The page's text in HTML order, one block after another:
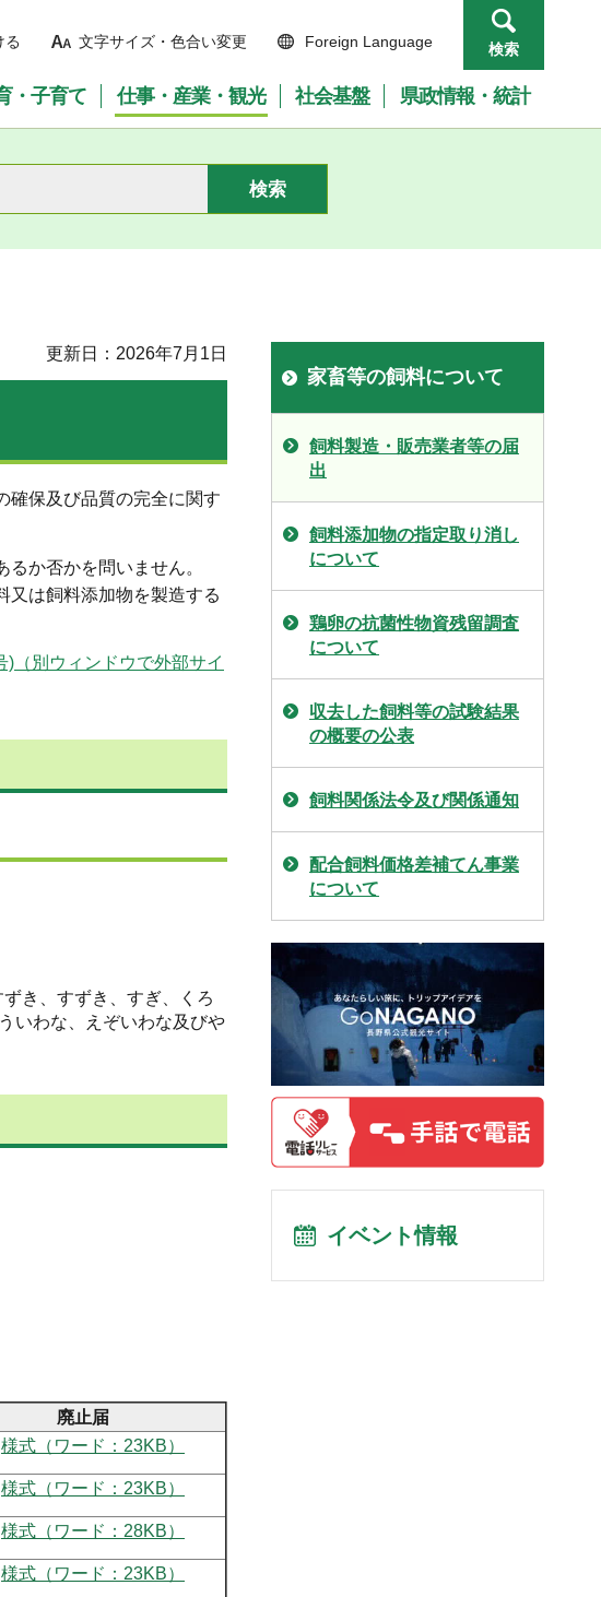
る 文字サイズ・色合い変更 Foreign Language 検索
・子育て 仕事・産業・観光 社会基盤 県政情報・統計
更新日：2026年7月1日
保及び品質の完全に関す
か否かを問いません。
又は飼料添加物を製造する
)（別ウィンドウで外部サイ
き、すずき、すぎ、くろ
いわな、えぞいわな及びや
廃止届
様式（ワード：23KB）
様式（ワード：23KB）
様式（ワード：28KB）
様式（ワード：23KB）
家畜等の飼料について
飼料製造・販売業者等の届
出
飼料添加物の指定取り消し
について
鶏卵の抗菌性物資残留調査
について
収去した飼料等の試験結果
の概要の公表
飼料関係法令及び関係通知
配合飼料価格差補てん事業
について
イベント情報